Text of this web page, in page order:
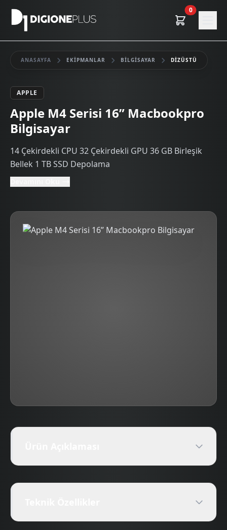
0
ANASAYFA EKIPMANLAR BILGISAYAR DIZÜSTÜ
APPLE
Kiralık
Apple M4 Serisi 16” Macbookpro
Bilgisayar
14 Çekirdekli CPU 32 Çekirdekli GPU 36 GB Birleşik
Bellek 1 TB SSD Depolama